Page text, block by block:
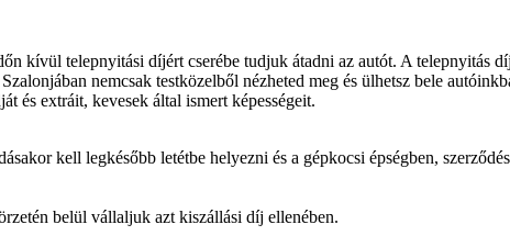
kívül telepnyitási díjért cserébe tudjuk átadni az autót. A telepnyitás
nemcsak testközelből nézheted meg és ülhetsz bele
és extráit, kevesek által ismert képességeit.
kell legkésőbb letétbe helyezni és a gépkocsi épségben,
belül vállaljuk azt kiszállási díj ellenében.